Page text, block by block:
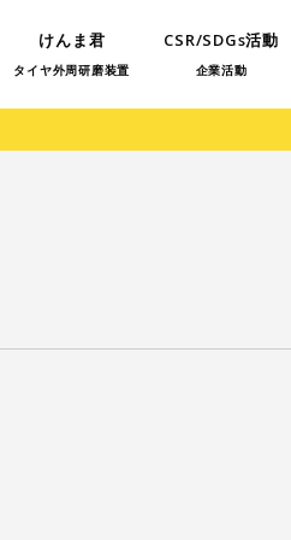
けんま君
タイヤ外周研磨装置
CSR/SDGs活動
企業活動